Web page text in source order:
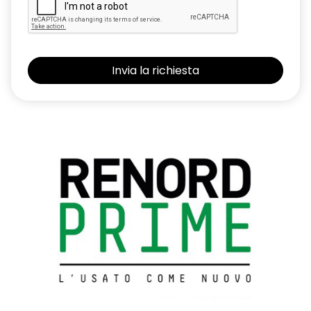
Sistema multimediale EASY LINK 7'' compatibile con Android
Auto ed AppleCarPlay
Traffic Sign Recognition (riconoscimento segnali stradali)
Volante in pelle TEP